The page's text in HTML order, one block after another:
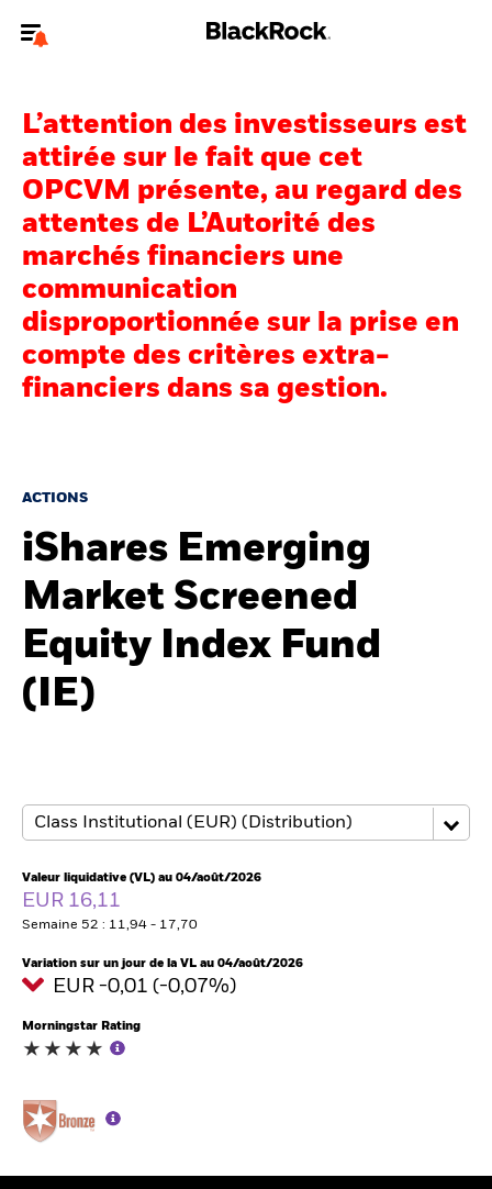
professionnels.
jourvotre type d'utilisateur.
Nous connaître
Thèmes
ETF iShares
Education
Intermédiaires financiers
Change location
BlackRock
L’attention des investisseurs est
attirée sur le fait que cet
OPCVM présente, au regard des
attentes de L’Autorité des
marchés financiers une
communication
disproportionnée sur la prise en
compte des critères extra-
financiers dans sa gestion.
ACTIONS
iShares Emerging
Market Screened
Equity Index Fund
(IE)
Valeur liquidative (VL) au 04/août/2026
EUR 16,11
Semaine 52 : 11,94 - 17,70
Variation sur un jour de la VL au 04/août/2026
EUR -0,01 (-0,07%)
Morningstar Rating